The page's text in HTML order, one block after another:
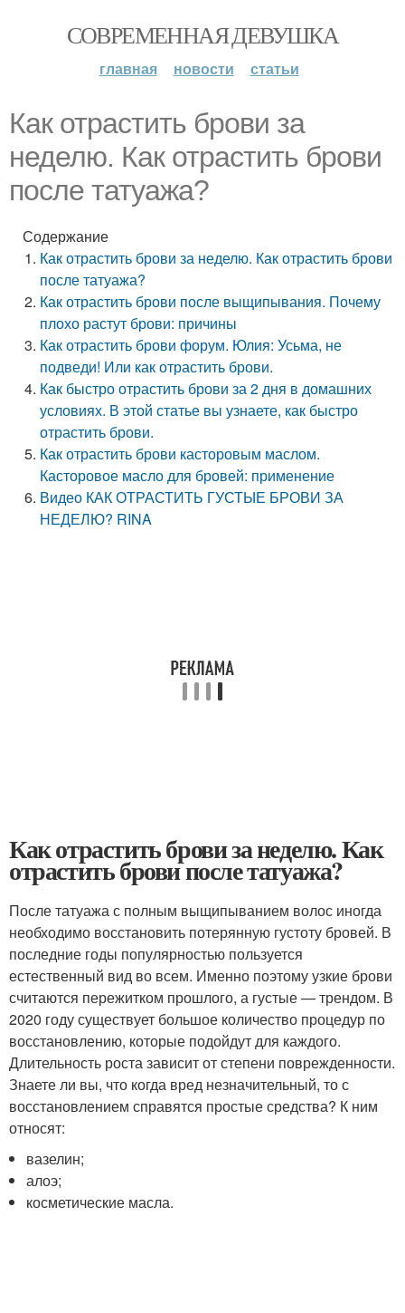
СОВРЕМЕННАЯ ДЕВУШКА
главная новости статьи
Как отрастить брови за
неделю. Как отрастить брови
после татуажа?
Содержание
Как отрастить брови за неделю. Как отрастить брови
после татуажа?
Как отрастить брови после выщипывания. Почему
плохо растут брови: причины
Как отрастить брови форум. Юлия: Усьма, не
подведи! Или как отрастить брови.
Как быстро отрастить брови за 2 дня в домашних
условиях. В этой статье вы узнаете, как быстро
отрастить брови.
Как отрастить брови касторовым маслом.
Касторовое масло для бровей: применение
Видео КАК ОТРАСТИТЬ ГУСТЫЕ БРОВИ ЗА
НЕДЕЛЮ? RINA
Как отрастить брови за неделю. Как
отрастить брови после татуажа?
После татуажа с полным выщипыванием волос иногда
необходимо восстановить потерянную густоту бровей. В
последние годы популярностью пользуется
естественный вид во всем. Именно поэтому узкие брови
считаются пережитком прошлого, а густые — трендом. В
2020 году существует большое количество процедур по
восстановлению, которые подойдут для каждого.
Длительность роста зависит от степени поврежденности.
Знаете ли вы, что когда вред незначительный, то с
восстановлением справятся простые средства? К ним
относят:
вазелин;
алоэ;
косметические масла.